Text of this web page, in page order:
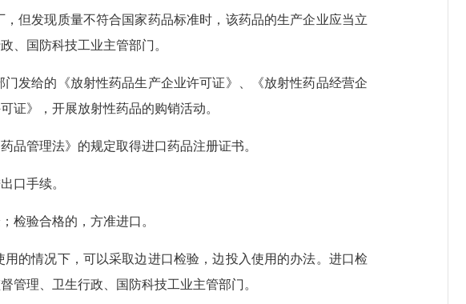
但发现质量不符合国家药品标准时，该药品的生产企业应当立
、国防科技工业主管部门。
发给的《放射性药品生产企业许可证》、《放射性药品经营企
证》，开展放射性药品的购销活动。
品管理法》的规定取得进口药品注册证书。
口手续。
检验合格的，方准进口。
的情况下，可以采取边进口检验，边投入使用的办法。进口检
管理、卫生行政、国防科技工业主管部门。